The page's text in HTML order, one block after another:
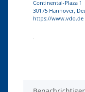
Continental-Plaza 1
30175 Hannover,
https://www.vdo.de